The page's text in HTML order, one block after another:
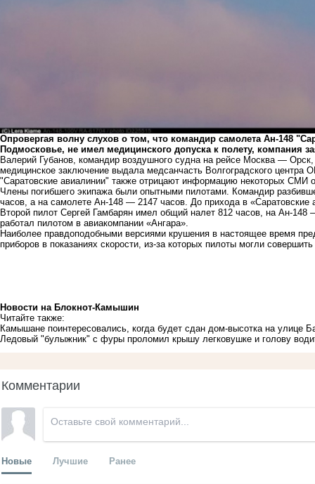
Опровергая волну слухов о том, что командир самолета Ан-148
Подмосковье, не имел медицинского допуска к полету, компания
Валерий Губанов, командир воздушного судна на рейсе Москва —
медицинское заключение выдала медсанчасть Волгоградского центра
"Саратовские авиалинии" также отрицают информацию некоторых СМИ
Члены погибшего экипажа были опытными пилотами. Командир
часов, а на самолете Ан-148 — 2147 часов. До прихода в «Саратовские
Второй пилот Сергей Гамбарян имел общий налет 812 часов, на Ан-
работал пилотом в авиакомпании «Ангара».
Наиболее правдоподобными версиями крушения в настоящее время
приборов в показаниях скорости, из-за которых пилоты могли
Новости на Блoкнoт-Камышин
Читайте также:
Камышане поинтересовались, когда будет сдан дом-высотка на улице
Ледовый "булыжник" с фуры проломил крышу легковушке и голову
Комментарии
Новые Лучшие Ранее